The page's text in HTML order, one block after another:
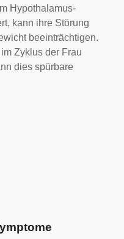
Hypothalamus-
kann ihre Störung
beeinträchtigen.
Zyklus der Frau
dies spürbare